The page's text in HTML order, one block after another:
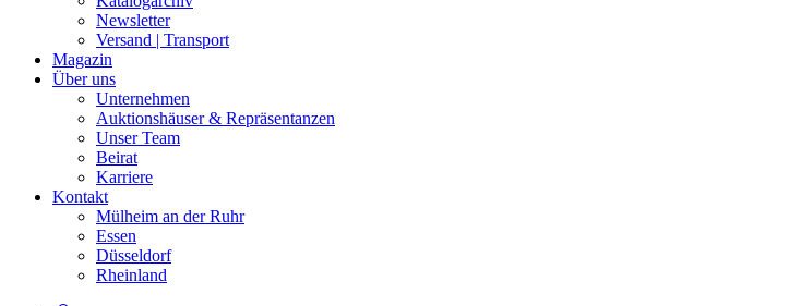
Newsletter
Versand | Transport
Magazin
Über uns
Unternehmen
Auktionshäuser & Repräsentanzen
Unser Team
Beirat
Karriere
Kontakt
Mülheim an der Ruhr
Essen
Düsseldorf
Rheinland